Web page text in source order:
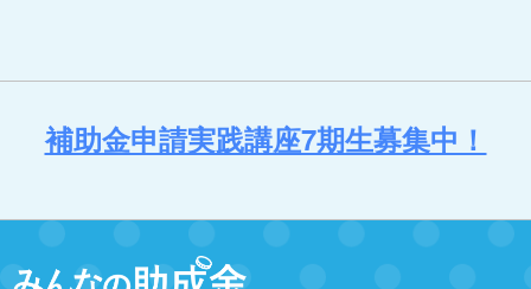
補助金申請実践講座7期生募集中！